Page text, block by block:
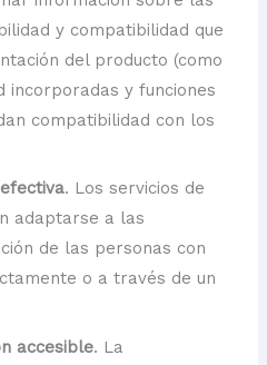
y compatibilidad que
del producto (como
incorporadas y funciones
compatibilidad con los
efectiva. Los servicios de
adaptarse a las
de las personas con
o a través de un
accesible. La